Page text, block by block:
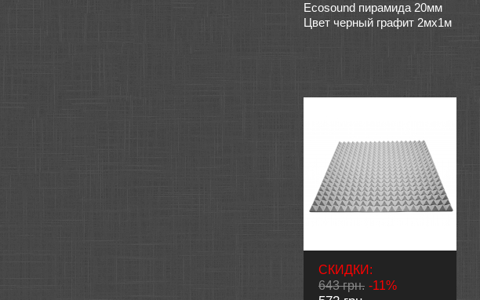
Ecosound пирамида 20мм
Цвет черный графит 2мх1м
СКИДКИ:
643 грн. -11%